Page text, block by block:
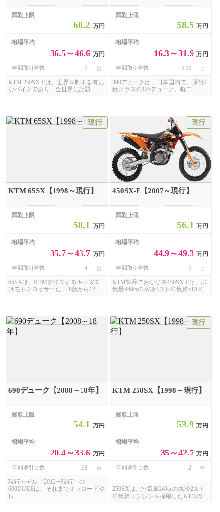
買取上限
60.2 万円
相場平均
36.5～46.6 万円
年間取引台数 7 台
KTM 250SX-Fは、世界を制する有力
なバイクであり、全世界に話題...
買取上限
58.5万円
相場平均
16.3～31.9万円
年間取引台数 231 台
390デュークは、日本国内で、原付2
種クラスの125デューク、軽二...
現行
KTM 65SX【1998～現行】
買取上限
58.1 万円
相場平均
35.7～43.7 万円
年間取引台数 4 台
65SXは、KTMが発売するキッズ向
けモトクロッサーだ。 8歳から12...
現行
450SX-F【2007～現行】
買取上限
56.1万円
相場平均
44.9～49.3万円
年間取引台数 2 台
KTM製品でおなじみ450SX-Fは、排
気量449ccの水冷4スト単気筒SOHC...
690デューク【2008～18年】
買取上限
54.1 万円
相場平均
20.4～33.6 万円
年間取引台数 23 台
現行モデル（2012〜現行）の
690DUKEは、それまでオフロードや
レ...
現行
KTM 250SX【1998～現行】
買取上限
53.9万円
相場平均
35～42.7万円
年間取引台数 2 台
250SXは、排気量249ccの水冷2スト
単気筒エンジンを採用したKTMの...